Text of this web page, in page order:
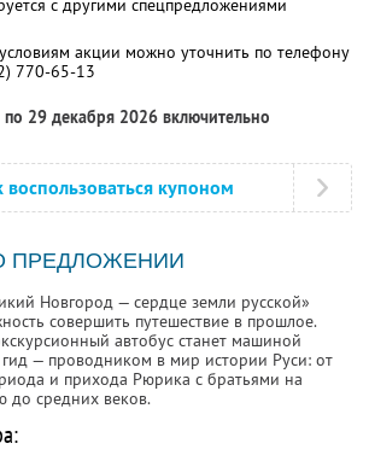
с другими спецпредложениями
акции можно уточнить по телефону
770-65-13
по 29 декабря 2026 включительно
воспользоваться купоном
ПРЕДЛОЖЕНИИ
Новгород — сердце земли русской»
совершить путешествие в прошлое.
автобус станет машиной
— проводником в мир истории Руси: от
и прихода Рюрика с братьями на
до средних веков.